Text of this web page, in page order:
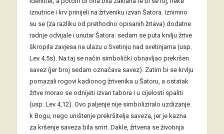
iznutrice i krv prinijeli na žrtveniku izvan Šatora. Iznimno
su se (za razliku od prethodno opisanih žrtava) dodatne
radnje odvijale i unutar Šatora: sedam se puta krvlju žrtve
škropila zavjesa na ulazu u Svetinju nad svetinjama (usp.
Lev 4,5s). Na taj se način simbolički obnavljao prekršen
savez (jer broj sedam označava savez). Zatim bi se krvlju
pomazali rogovi kadionog žrtvenika u Šatoru, a ostatak
žrtve morao se odnijeti izvan tabora i u cijelosti spaliti
(usp. Lev 4,12). Ovo paljenje nije simboliziralo uzdizanje
k Bogu, nego uništenje prekršitelja saveza, jer je kazna
za kršenje saveza bila smrt. Dakle, žrtvena se životinja